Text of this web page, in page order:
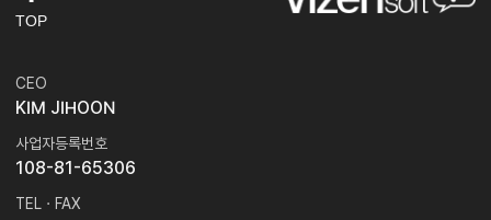
TOP
CEO
KIM JIHOON
사업자등록번호
108-81-65306
TEL · FAX